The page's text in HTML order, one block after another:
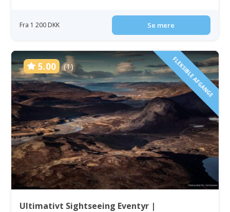
Fra 1 200 DKK Se mere
5.00 (1) FLEKSIBLE AFGANGE
Ultimativt Sightseeing Eventyr |